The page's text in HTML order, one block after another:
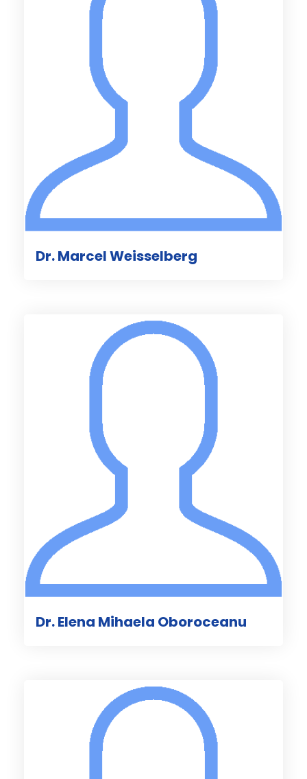
Dr. Marcel Weisselberg
Dr. Elena Mihaela Oboroceanu